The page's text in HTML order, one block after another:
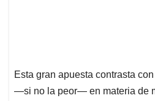
Esta gran apuesta contrasta
—si no la peor— en materia de